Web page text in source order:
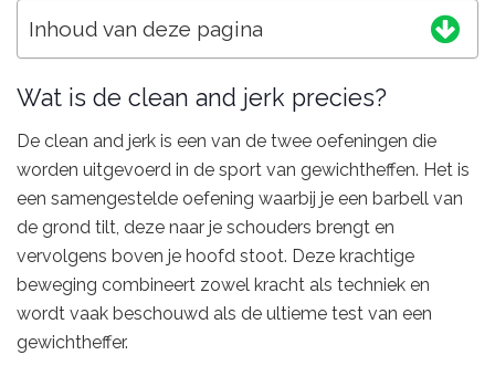
Inhoud van deze pagina
Wat is de clean and jerk precies?
De clean and jerk is een van de twee oefeningen die
worden uitgevoerd in de sport van gewichtheffen. Het is
een samengestelde oefening waarbij je een barbell van
de grond tilt, deze naar je schouders brengt en
vervolgens boven je hoofd stoot. Deze krachtige
beweging combineert zowel kracht als techniek en
wordt vaak beschouwd als de ultieme test van een
gewichtheffer.